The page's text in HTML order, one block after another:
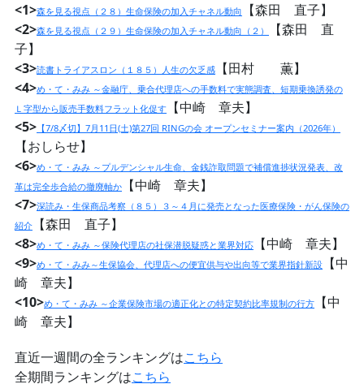
<1>森を見る視点（２８）生命保険の加入チャネル動向
【森田 直子】
<2>森を見る視点（２９）生命保険の加入チャネル動向（２）
【森田 直
子】
<3>読書トライアスロン（１８５）人生の欠乏感
【田村 薫】
<4>め・て・みみ ～金融庁、乗合代理店への手数料で実態調査、短期乗換誘発の
Ｌ字型から販売手数料フラット化促す
【中崎 章夫】
<5> 【7/8〆切】7月11日(土)第27回 RINGの会 オープンセミナー案内（2026年）
【おしらせ】
<6>め・て・みみ ～プルデンシャル生命、金銭詐取問題で補償進捗状況発表、改
革は完全歩合給の撤廃軸か
【中崎 章夫】
<7>深読み・生保商品考察（８５）３～４月に発売となった医療保険・がん保険の
紹介
【森田 直子】
<8>め・て・みみ ～保険代理店の社保潜脱疑惑と業界対応
【中崎 章夫】
<9>め・て・みみ～生保協会、代理店への便宜供与や出向等で業界指針新設
【中
崎 章夫】
<10>め・て・みみ ～企業保険市場の適正化との特定契約比率規制の行方
【中
崎 章夫】
直近一週間の全ランキングはこちら
全期間ランキングはこちら